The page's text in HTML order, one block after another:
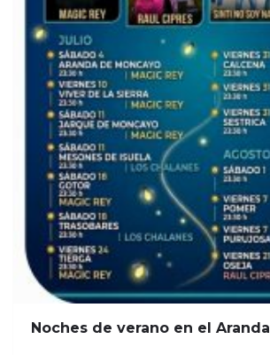
Noches de verano en el Aranda